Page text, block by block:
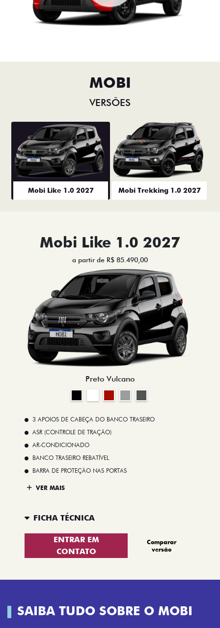
MOBI
VERSÕES
Mobi Like 1.0 2027 Mobi Trekking 1.0 2027
Mobi Like 1.0 2027
a partir de R$ 85.490,00
Preto Vulcano
3 APOIOS DE CABEÇA DO BANCO TRASEIRO
ASR (CONTROLE DE TRAÇÃO)
AR-CONDICIONADO
BANCO TRASEIRO REBATÍVEL
BARRA DE PROTEÇÃO NAS PORTAS
VER MAIS
FICHA TÉCNICA
ENTRAR EM
CONTATO
Comparar
versão
SAIBA TUDO SOBRE O MOBI